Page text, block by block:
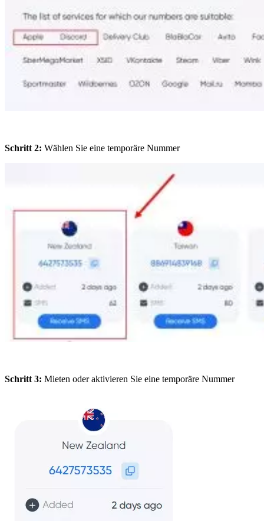
Schritt 2: Wählen Sie eine temporäre Nummer
Schritt 3: Mieten oder aktivieren Sie eine temporäre Nummer